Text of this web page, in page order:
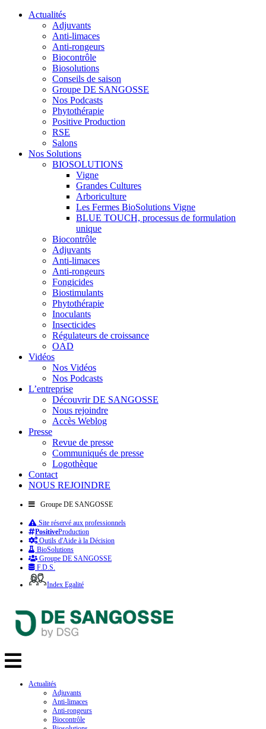
Actualités
Adjuvants
Anti-limaces
Anti-rongeurs
Biocontrôle
Biosolutions
Conseils de saison
Groupe DE SANGOSSE
Nos Podcasts
Phytothérapie
Positive Production
RSE
Salons
Nos Solutions
BIOSOLUTIONS
Vigne
Grandes Cultures
Arboriculture
Les Fermes BioSolutions Vigne
BLUE TOUCH, processus de formulation
unique
Biocontrôle
Adjuvants
Anti-limaces
Anti-rongeurs
Fongicides
Biostimulants
Phytothérapie
Inoculants
Insecticides
Régulateurs de croissance
OAD
Vidéos
Nos Vidéos
Nos Podcasts
L’entreprise
Découvrir DE SANGOSSE
Nous rejoindre
Accès Weblog
Presse
Revue de presse
Communiqués de presse
Logothèque
Contact
NOUS REJOINDRE
Groupe DE SANGOSSE
Site réservé aux professionnels
PositiveProduction
Outils d'Aide à la Décision
BioSolutions
Groupe DE SANGOSSE
F.D.S.
Index Egalité
Actualités
Adjuvants
Anti-limaces
Anti-rongeurs
Biocontrôle